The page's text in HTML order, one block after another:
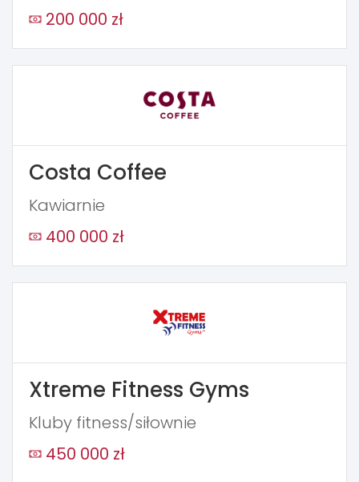
200 000 zł
Costa Coffee
Kawiarnie
400 000 zł
Xtreme Fitness Gyms
Kluby fitness/siłownie
450 000 zł